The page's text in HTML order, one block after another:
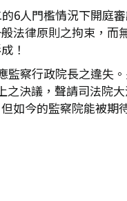
6人門檻情況下開庭
法律原則之拘束，
！
察行政院長之違失
決議，聲請司法院
如今的監察院能被期